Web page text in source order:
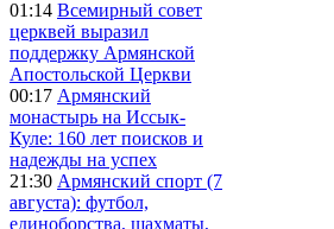
01:14 Всемирный совет
церквей выразил
поддержку Армянской
Апостольской Церкви
00:17 Армянский
монастырь на Иссык-
Куле: 160 лет поисков и
надежды на успех
21:30 Армянский спорт (7
августа): футбол,
единоборства, шахматы,